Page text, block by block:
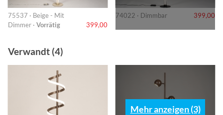
75537 · Beige - Mit
Dimmer · Vorrätig 399,00
74022 · Dimmbar 399,00
Verwandt (4)
Mehr anzeigen (3)